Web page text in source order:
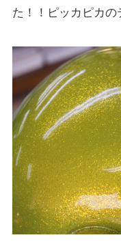
た！！ピッカピカの